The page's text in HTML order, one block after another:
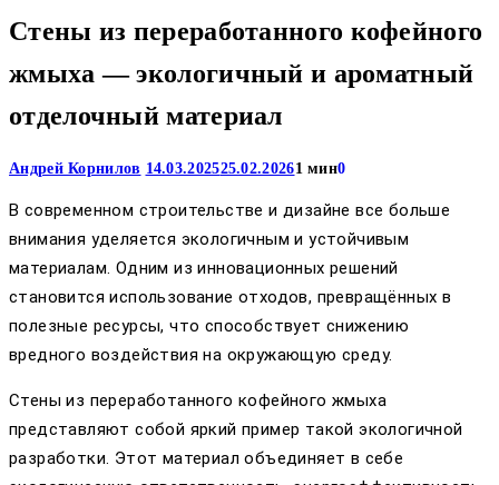
Стены из переработанного кофейного
жмыха — экологичный и ароматный
отделочный материал
Андрей Корнилов 14.03.202525.02.20261 мин0
В современном строительстве и дизайне все больше
внимания уделяется экологичным и устойчивым
материалам. Одним из инновационных решений
становится использование отходов, превращённых в
полезные ресурсы, что способствует снижению
вредного воздействия на окружающую среду.
Стены из переработанного кофейного жмыха
представляют собой яркий пример такой экологичной
разработки. Этот материал объединяет в себе